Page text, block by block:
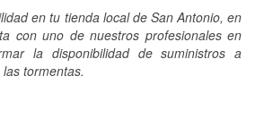
en tu tienda local de San Antonio, en
con uno de nuestros profesionales en
la disponibilidad de suministros a
tormentas.